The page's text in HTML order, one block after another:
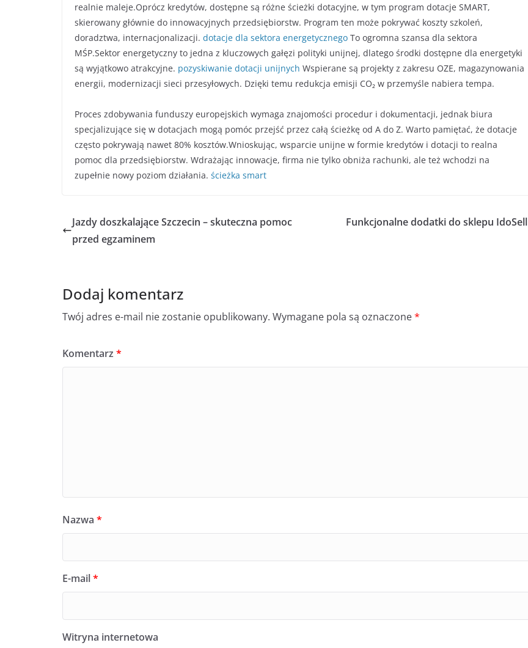
realnie maleje.Oprócz kredytów, dostępne są różne ścieżki dotacyjne, w tym program dotacje SMART,
skierowany głównie do innowacyjnych przedsiębiorstw. Program ten może pokrywać koszty szkoleń,
doradztwa, internacjonalizacji. dotacje dla sektora energetycznego To ogromna szansa dla sektora
MŚP.Sektor energetyczny to jedna z kluczowych gałęzi polityki unijnej, dlatego środki dostępne dla energetyki
są wyjątkowo atrakcyjne. pozyskiwanie dotacji unijnych Wspierane są projekty z zakresu OZE, magazynowania
energii, modernizacji sieci przesyłowych. Dzięki temu redukcja emisji CO₂ w przemyśle nabiera tempa.
Proces zdobywania funduszy europejskich wymaga znajomości procedur i dokumentacji, jednak biura
specjalizujące się w dotacjach mogą pomóc przejść przez całą ścieżkę od A do Z. Warto pamiętać, że dotacje
często pokrywają nawet 80% kosztów.Wnioskując, wsparcie unijne w formie kredytów i dotacji to realna
pomoc dla przedsiębiorstw. Wdrażając innowacje, firma nie tylko obniża rachunki, ale też wchodzi na
zupełnie nowy poziom działania. ścieżka smart
Jazdy doszkalające Szczecin – skuteczna pomoc
przed egzaminem
Funkcjonalne dodatki do sklepu IdoSell
Dodaj komentarz
Twój adres e-mail nie zostanie opublikowany. Wymagane pola są oznaczone*
Komentarz *
Nazwa *
E-mail*
Witryna internetowa